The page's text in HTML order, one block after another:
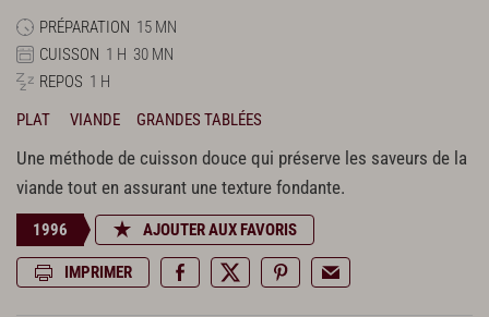
PRÉPARATION 15 MN
CUISSON 1 H 30 MN
REPOS 1 H
PLAT
VIANDE GRANDES TABLÉES
Une méthode de cuisson douce qui préserve les saveurs de la
viande tout en assurant une texture fondante.
1996 AJOUTER AUX FAVORIS
IMPRIMER